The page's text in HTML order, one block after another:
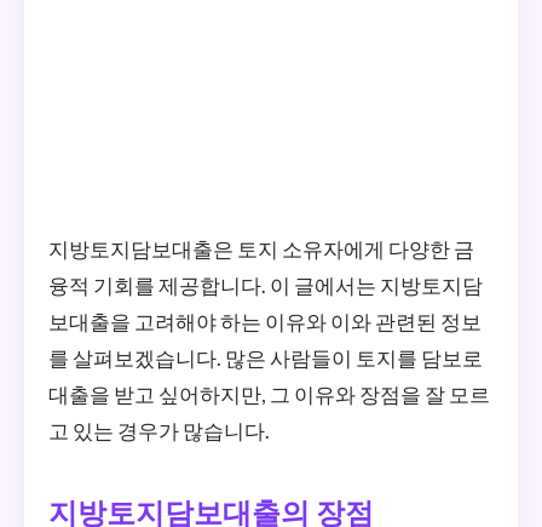
지방토지담보대출은 토지 소유자에게 다양한 금
융적 기회를 제공합니다. 이 글에서는 지방토지담
보대출을 고려해야 하는 이유와 이와 관련된 정보
를 살펴보겠습니다. 많은 사람들이 토지를 담보로
대출을 받고 싶어하지만, 그 이유와 장점을 잘 모르
고 있는 경우가 많습니다.
지방토지담보대출의 장점